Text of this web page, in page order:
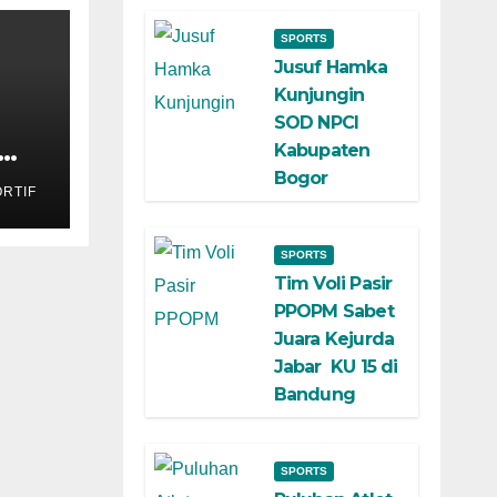
SPORTS
Jusuf Hamka
Kunjungin
SOD NPCI
Kabupaten
Bogor
SPORTS
Tim Voli Pasir
PPOPM Sabet
Juara Kejurda
Jabar KU 15 di
Bandung
SPORTS